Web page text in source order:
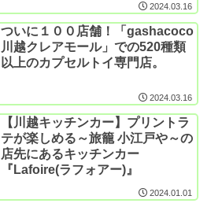
2024.03.16
ついに１００店舗！「gashacoco
川越クレアモール」での520種類
以上のカプセルトイ専門店。
2024.03.16
【川越キッチンカー】プリントラ
テが楽しめる～旅籠 小江戸や～の
店先にあるキッチンカー
『Lafoire(ラフォアー)』
2024.01.01